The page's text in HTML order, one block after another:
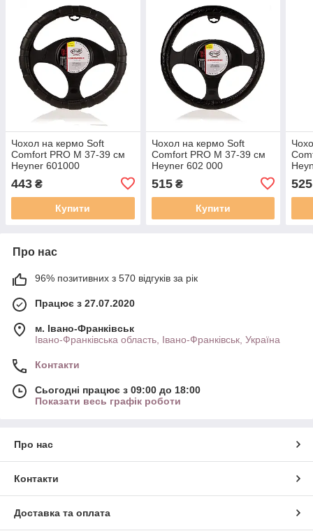
Чохол на кермо Soft
Comfort PRO M 37-39 см
Heyner 601000
443 ₴
Купити
Чохол на кермо Soft
Comfort PRO M 37-39 см
Heyner 602 000
515₴
Купити
525
Про нас
96% позитивних з 570 відгуків за рік
Працює з 27.07.2020
м. Івано-Франківськ
Івано-Франківська область, Івано-Франківськ, Україна
Контакти
Сьогодні працює з 09:00 до 18:00
Показати весь графік роботи
Про нас
Контакти
Доставка та оплата